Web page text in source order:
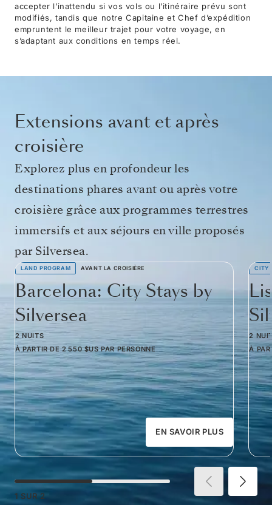
accepter l’inattendu si vos vols ou l’itinéraire prévu sont
modifiés, tandis que notre Capitaine et Chef d’expédition
empruntent le meilleur trajet pour votre voyage, en
s’adaptant aux conditions en temps réel.
Extensions avant et après
croisière
Explorez plus en profondeur les
destinations phares avant ou après votre
croisière grâce aux programmes terrestres
immersifs et aux séjours en ville proposés
par Silversea.
LAND PROGRAM AVANT LA CROISIÈRE
Barcelona: City Stays by
Silversea
2 NUITS
À PARTIR DE 2 550 $US PAR PERSONNE
EN SAVOIR PLUS
CITY
2
À
1 SUR 2